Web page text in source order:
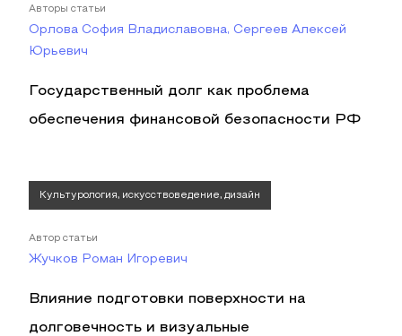
Авторы статьи
Орлова София Владиславовна, Сергеев Алексей
Юрьевич
Государственный долг как проблема
обеспечения финансовой безопасности РФ
Культурология, искусствоведение, дизайн
Автор статьи
Жучков Роман Игоревич
Влияние подготовки поверхности на
долговечность и визуальные